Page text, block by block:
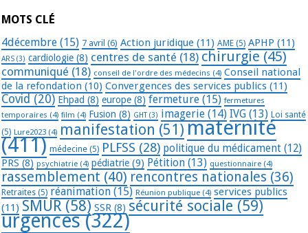
MOTS CLÉ
4décembre (15) 7 avril (6) Action juridique (11) AME (5) APHP (11)
ARS (3) cardiologie (8) centres de santé (18) chirurgie (45)
communiqué (18) conseil de l'ordre des médecins (4) Conseil national
de la refondation (10) Convergences des services publics (11)
Covid (20) Ehpad (8) europe (8) fermeture (15) fermetures
temporaires (4) film (4) Fusion (8) GHT(3) imagerie (14) IVG (13) Loi santé
(5) Lure2023 (4) manifestation (51) maternité
(411) médecine (5) PLFSS (28) politique du médicament (12)
PRS (8) psychiatrie (4) pédiatrie (9) Pétition (13) questionnaire (4)
rassemblement (40) rencontres nationales (36)
Retraites (5) réanimation (15) Réunion publique (4) services publics
(11) SMUR (58) SSR (8) sécurité sociale (59)
urgences(322)